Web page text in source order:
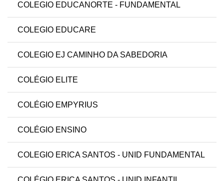
COLEGIO EDUCANORTE - FUNDAMENTAL
COLEGIO EDUCARE
COLEGIO EJ CAMINHO DA SABEDORIA
COLÉGIO ELITE
COLÉGIO EMPYRIUS
COLÉGIO ENSINO
COLEGIO ERICA SANTOS - UNID FUNDAMENTAL